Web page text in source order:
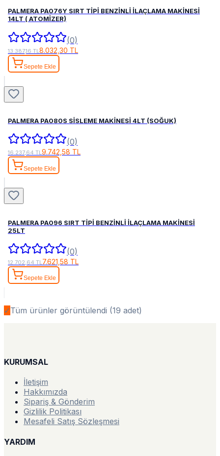
PALMERA PA076Y SIRT TİPİ BENZİNLİ İLAÇLAMA MAKİNESİ
14LT ( ATOMİZER)
(0)
13.387,16 TL 8.032,30 TL
Sepete Ekle
PALMERA PA080S SİSLEME MAKİNESİ 4LT (SOĞUK)
(0)
16.237,64 TL9.742,58 TL
Sepete Ekle
PALMERA PA096 SIRT TİPİ BENZİNLİ İLAÇLAMA MAKİNESİ
25LT
(0)
12.702,64 TL7.621,58 TL
Sepete Ekle
✓Tüm ürünler görüntülendi (19 adet)
KURUMSAL
İletişim
Hakkımızda
Sipariş & Gönderim
Gizlilik Politikası
Mesafeli Satış Sözleşmesi
YARDIM